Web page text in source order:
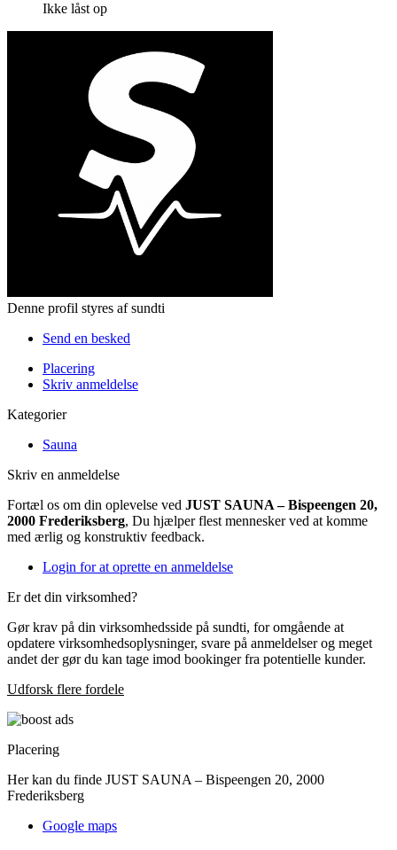
Ikke låst op
Denne profil styres af sundti
Send en besked
Placering
Skriv anmeldelse
Kategorier
Sauna
Skriv en anmeldelse
Fortæl os om din oplevelse ved JUST SAUNA – Bispeengen 20,
2000 Frederiksberg, Du hjælper flest mennesker ved at komme
med ærlig og konstruktiv feedback.
Login for at oprette en anmeldelse
Er det din virksomhed?
Gør krav på din virksomhedsside på sundti, for omgående at
opdatere virksomhedsoplysninger, svare på anmeldelser og meget
andet der gør du kan tage imod bookinger fra potentielle kunder.
Udforsk flere fordele
Placering
Her kan du finde JUST SAUNA – Bispeengen 20, 2000
Frederiksberg
Google maps